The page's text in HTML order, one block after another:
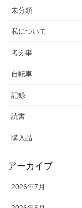
未分類
私について
考え事
自転車
記録
読書
購入品
アーカイブ
2026年7月